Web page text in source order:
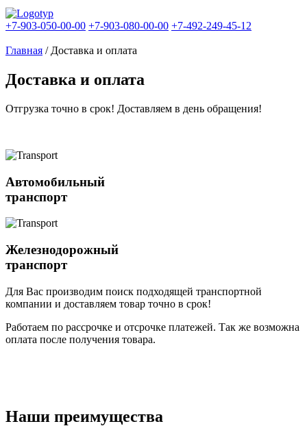
+7-903-050-00-00 +7-903-080-00-00 +7-492-249-45-12
Главная / Доставка и оплата
Доставка и оплата
Отгрузка точно в срок! Доставляем в день обращения!
Автомобильный
транспорт
Железнодорожный
транспорт
Для Вас производим поиск подходящей транспортной
компании и доставляем товар точно в срок!
Работаем по рассрочке и отсрочке платежей. Так же возможна
оплата после получения товара.
Наши преимущества